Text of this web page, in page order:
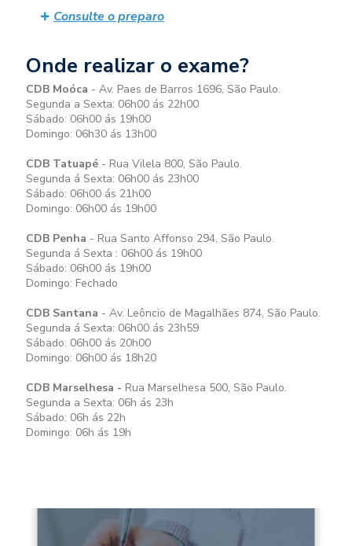
Consulte o preparo
Onde realizar o exame?
CDB Moóca - Av. Paes de Barros 1696, São Paulo.
Segunda a Sexta: 06h00 ás 22h00
Sábado: 06h00 ás 19h00
Domingo: 06h30 ás 13h00
CDB Tatuapé - Rua Vilela 800, São Paulo.
Segunda á Sexta: 06h00 ás 23h00
Sábado: 06h00 ás 21h00
Domingo: 06h00 ás 19h00
CDB Penha - Rua Santo Affonso 294, São Paulo.
Segunda á Sexta : 06h00 ás 19h00
Sábado: 06h00 ás 19h00
Domingo: Fechado
CDB Santana - Av. Leôncio de Magalhães 874, São Paulo.
Segunda á Sexta: 06h00 ás 23h59
Sábado: 06h00 ás 20h00
Domingo: 06h00 ás 18h20
CDB Marselhesa - Rua Marselhesa 500, São Paulo.
Segunda a Sexta: 06h ás 23h
Sábado: 06h ás 22h
Domingo: 06h ás 19h